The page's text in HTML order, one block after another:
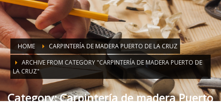
HOME
CARPINTERÍA DE MADERA PUERTO DE LA CRUZ
ARCHIVE FROM CATEGORY "CARPINTERÍA DE MADERA PUERTO DE
LA CRUZ"
Category: Carpintería de madera Puerto